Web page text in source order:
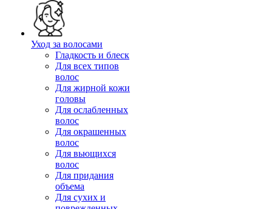
Уход за волосами
Гладкость и блеск
Для всех типов
волос
Для жирной кожи
головы
Для ослабленных
волос
Для окрашенных
волос
Для вьющихся
волос
Для придания
объема
Для сухих и